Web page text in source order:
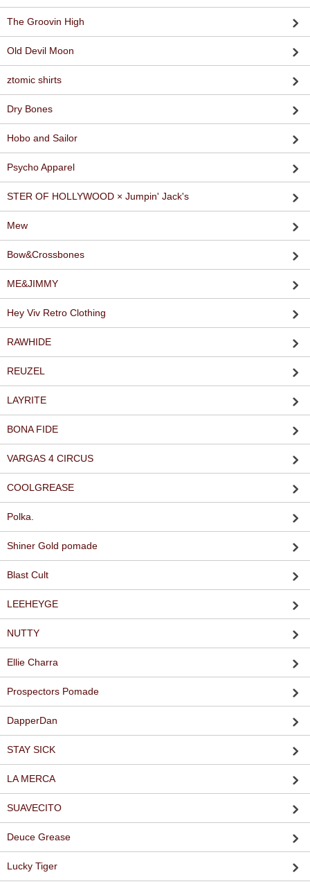
The Groovin High
Old Devil Moon
ztomic shirts
Dry Bones
Hobo and Sailor
Psycho Apparel
STER OF HOLLYWOOD × Jumpin' Jack's
Mew
Bow&Crossbones
ME&JIMMY
Hey Viv Retro Clothing
RAWHIDE
REUZEL
LAYRITE
BONA FIDE
VARGAS 4 CIRCUS
COOLGREASE
Polka.
Shiner Gold pomade
Blast Cult
LEEHEYGE
NUTTY
Ellie Charra
Prospectors Pomade
DapperDan
STAY SICK
LA MERCA
SUAVECITO
Deuce Grease
Lucky Tiger